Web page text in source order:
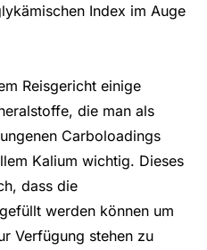
Index im Auge
Reisgericht einige
die man als
Carboloadings
Kalium wichtig. Dieses
dass die
werden können um
Verfügung stehen zu